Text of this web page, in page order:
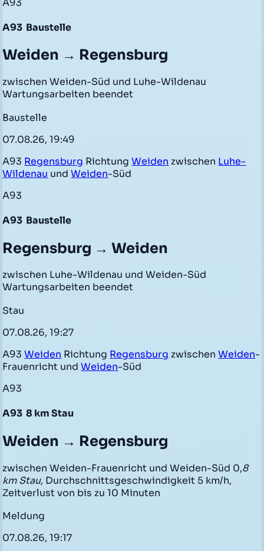
A93
A93 Baustelle
Weiden → Regensburg
zwischen Weiden-Süd und Luhe-Wildenau
Wartungsarbeiten beendet
Baustelle
07.08.26, 19:49
A93 Regensburg RichtungWeiden zwischen Luhe-
Wildenau undWeiden-Süd
A93
A93 Baustelle
Regensburg → Weiden
zwischen Luhe-Wildenau und Weiden-Süd
Wartungsarbeiten beendet
Stau
07.08.26, 19:27
A93Weiden Richtung Regensburg zwischenWeiden-
Frauenricht undWeiden-Süd
A93
A93 8 km Stau
Weiden → Regensburg
zwischen Weiden-Frauenricht und Weiden-Süd 0,8
km Stau, Durchschnittsgeschwindigkeit 5 km/h,
Zeitverlust von bis zu 10 Minuten
Meldung
07.08.26, 19:17